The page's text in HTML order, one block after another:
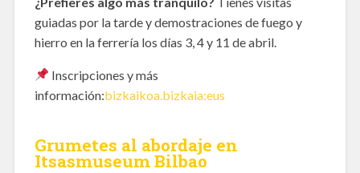
guiadas por la tarde y demostraciones de fuego y
hierro en la ferrería los días 3, 4 y 11 de abril.
Inscripciones y más
información:bizkaikoa.bizkaia:eus
Grumetes al abordaje en
Itsasmuseum Bilbao